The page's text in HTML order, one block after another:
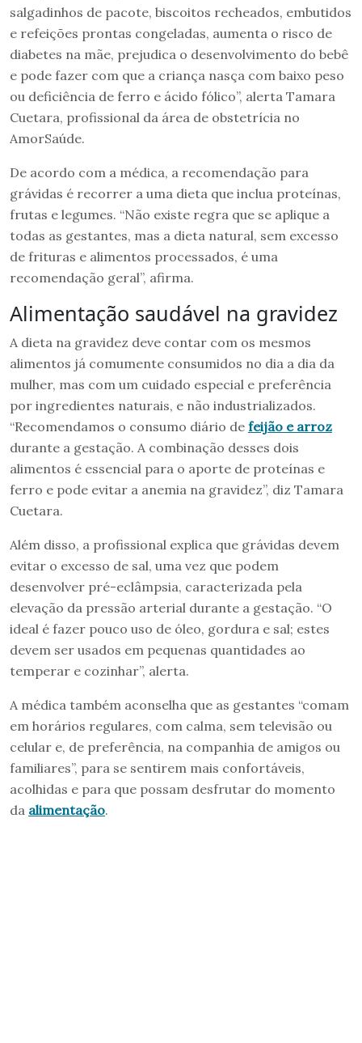
salgadinhos de pacote, biscoitos recheados, embutidos
e refeições prontas congeladas, aumenta o risco de
diabetes na mãe, prejudica o desenvolvimento do bebê
e pode fazer com que a criança nasça com baixo peso
ou deficiência de ferro e ácido fólico”, alerta Tamara
Cuetara, profissional da área de obstetrícia no
AmorSaúde.
De acordo com a médica, a recomendação para
grávidas é recorrer a uma dieta que inclua proteínas,
frutas e legumes. “Não existe regra que se aplique a
todas as gestantes, mas a dieta natural, sem excesso
de frituras e alimentos processados, é uma
recomendação geral”, afirma.
Alimentação saudável na gravidez
A dieta na gravidez deve contar com os mesmos
alimentos já comumente consumidos no dia a dia da
mulher, mas com um cuidado especial e preferência
por ingredientes naturais, e não industrializados.
“Recomendamos o consumo diário de feijão e arroz
durante a gestação. A combinação desses dois
alimentos é essencial para o aporte de proteínas e
ferro e pode evitar a anemia na gravidez”, diz Tamara
Cuetara.
Além disso, a profissional explica que grávidas devem
evitar o excesso de sal, uma vez que podem
desenvolver pré-eclâmpsia, caracterizada pela
elevação da pressão arterial durante a gestação. “O
ideal é fazer pouco uso de óleo, gordura e sal; estes
devem ser usados em pequenas quantidades ao
temperar e cozinhar”, alerta.
A médica também aconselha que as gestantes “comam
em horários regulares, com calma, sem televisão ou
celular e, de preferência, na companhia de amigos ou
familiares”, para se sentirem mais confortáveis,
acolhidas e para que possam desfrutar do momento
da alimentação.